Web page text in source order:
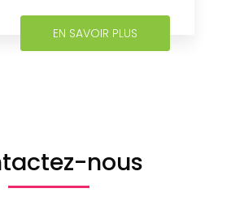
EN SAVOIR PLUS
nous